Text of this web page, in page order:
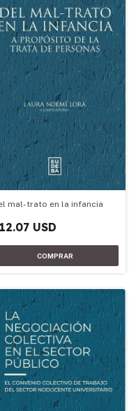
mal-trato en la infancia
USD